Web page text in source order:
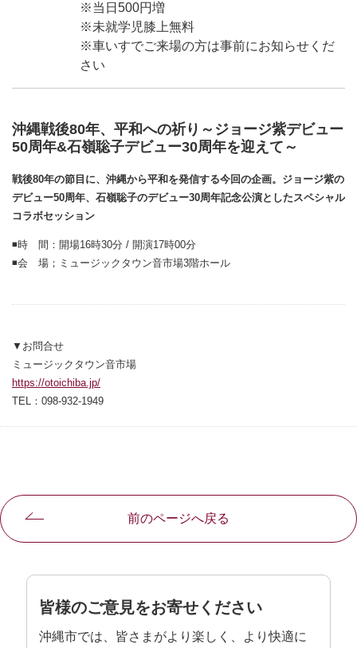
※当日500円増
※未就学児膝上無料
※車いすでご来場の方は事前にお知らせくだ
さい
沖縄戦後80年、平和への祈り～ジョージ紫デビュー
50周年&石嶺聡子デビュー30周年を迎えて～
戦後80年の節目に、沖縄から平和を発信する今回の企画。ジョージ紫の
デビュー50周年、石嶺聡子のデビュー30周年記念公演としたスペシャル
コラボセッション
◾️時 間：開場16時30分 / 開演17時00分
◾️会 場；ミュージックタウン音市場3階ホール
▼お問合せ
ミュージックタウン音市場
https://otoichiba.jp/
TEL：098-932-1949
前のページへ戻る
皆様のご意見をお寄せください
沖縄市では、皆さまがより楽しく、より快適に